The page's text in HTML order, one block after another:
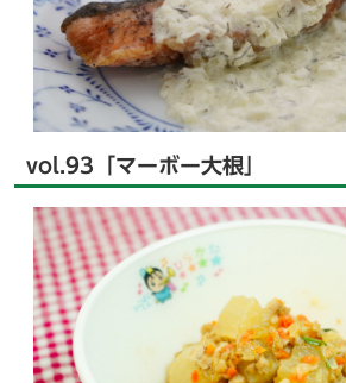
vol.93「マーボー大根」